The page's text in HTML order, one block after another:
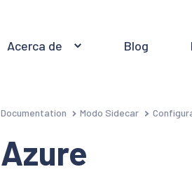
Acerca de Blog
Documentation Modo Sidecar
Azure